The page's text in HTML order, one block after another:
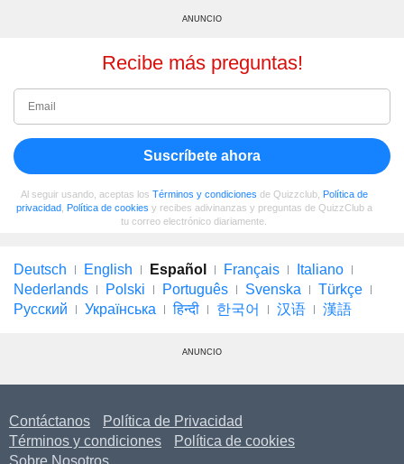
ANUNCIO
Recibe más preguntas!
Suscríbete ahora
Al seguir usando, aceptas los Términos y condiciones de Quizzclub, Política de
privacidad, Política de cookies y recibes adivinanzas y preguntas de QuizzClub a
tu correo electrónico diariamente.
Deutsch English Español Français
Italiano
Nederlands
Polski Português Svenska
Türkçe
Русский
Українська हिन्दी 한국어 汉语 漢語
ANUNCIO
Contáctanos
Política de Privacidad
Términos y condiciones
Política de cookies